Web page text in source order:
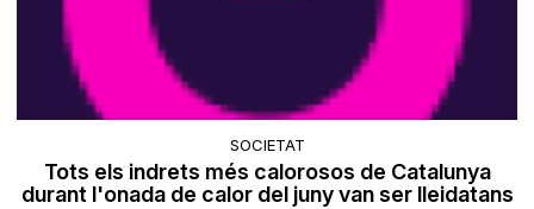
SOCIETAT
Tots els indrets més calorosos de Catalunya
durant l'onada de calor del juny van ser lleidatans